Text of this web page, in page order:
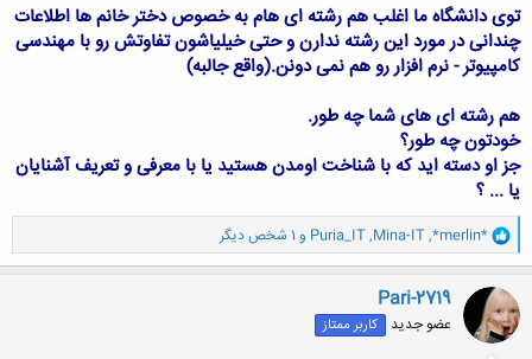
توی دانشگاه ما اغلب هم رشته ای هام به خصوص دختر خانم ها اطلاعات
چندانی در مورد این رشته ندارن و حتی خیلیاشون تفاوتش رو با مهندسی
کامپیوتر - نرم افزار رو هم نمی دونن.(واقع جالبه)
هم رشته ای های شما چه طور.
خودتون چه طور؟
جز او دسته اید که با شناخت اومدن هستید یا با معرفی و تعریف آشنایان
یا ... ؟
و
ا
ک
ن
ش
ه
ا
*merlin*
,
Mina-IT
,
Puria_IT و 1 شخص دیگر
Pari-2719
عضو جدید کاربر ممتاز